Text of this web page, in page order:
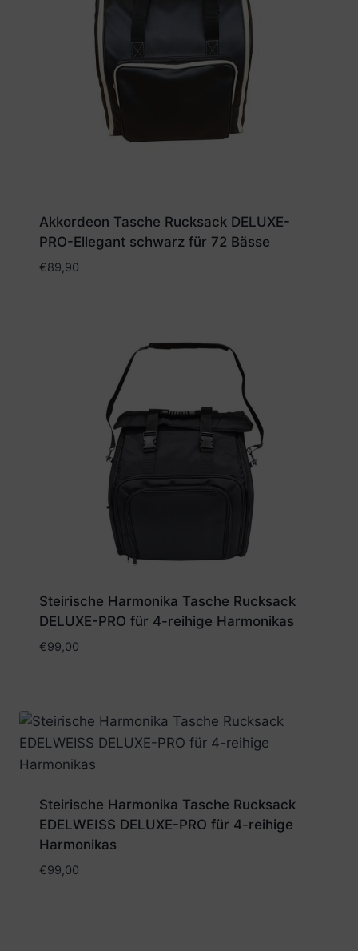
Akkordeon Tasche Rucksack DELUXE-
PRO-Ellegant schwarz für 72 Bässe
€89,90
Steirische Harmonika Tasche Rucksack
DELUXE-PRO für 4-reihige Harmonikas
€99,00
Steirische Harmonika Tasche Rucksack
EDELWEISS DELUXE-PRO für 4-reihige
Harmonikas
€99,00